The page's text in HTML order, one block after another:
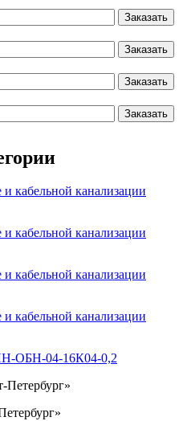
Заказать
Заказать
Заказать
Заказать
кабельной канализации
кабельной канализации
кабельной канализации
кабельной канализации
ОБН-04-16К04-0,2
Петербург»